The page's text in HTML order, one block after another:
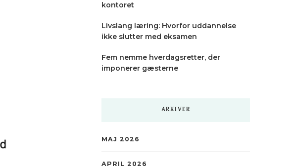
kontoret
Livslang læring: Hvorfor uddannelse
ikke slutter med eksamen
Fem nemme hverdagsretter, der
imponerer gæsterne
ARKIVER
MAJ 2026
APRIL 2026